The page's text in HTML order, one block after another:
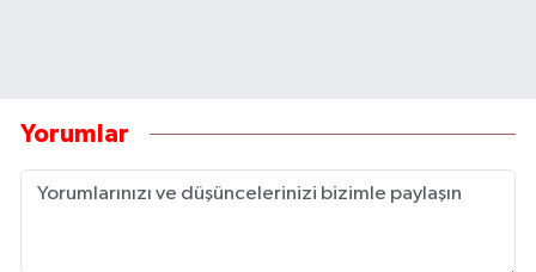
Yorumlar